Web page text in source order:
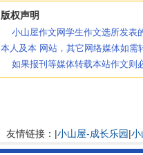
版权声明
小山屋作文网学生作文选所发表
本人及本 网站，其它网络媒体如需
如果报刊等媒体转载本站作文则
友情链接：|小山屋-成长乐园|小